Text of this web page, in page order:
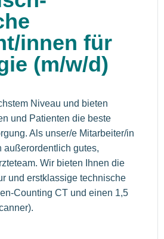
innen für
(m/w/d)
Niveau und bieten
und Patienten die beste
Als unser/e Mitarbeiter/in
außerordentlich gutes,
Wir bieten Ihnen die
und erstklassige technische
Counting CT und einen 1,5